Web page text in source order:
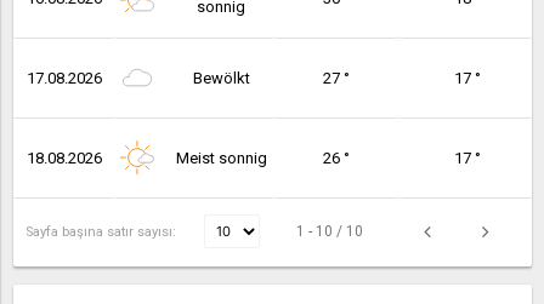
sonnig
17.08.2026 Bewölkt 27 ° 17 °
18.08.2026 Meist sonnig 26 ° 17 °
Sayfa başına satır sayısı: 1 - 10 / 10